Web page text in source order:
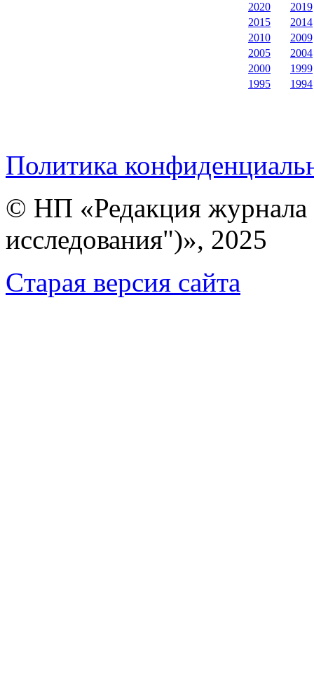
2020
2019
2015
2014
2010
2009
2005
2004
2000
1999
1995
1994
Политика
© НП «Редакция
исследования")», 2025
Cтарая версия сайта